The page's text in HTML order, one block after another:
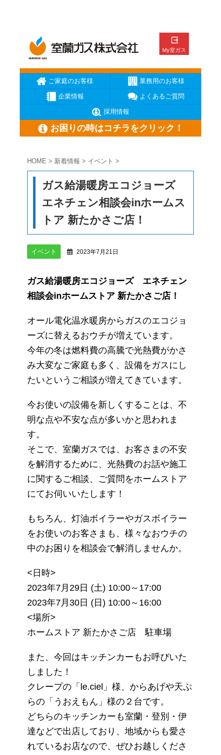
ご家庭のお客様 業務用のお客様
企業情報 よくあるご質問
採用情報
お困りの時はコチラをクリック！
ガス臭いと思ったら ガスが出ない
HOME > 新着情報 > イベント >
ガス給湯暖房エコジョーズ
エネチェン相談会inホームス
トア 新たかさご店！
イベント 2023年7月21日
ガス給湯暖房エコジョーズ エネチェン
相談会inホームストア 新たかさご店！
オール電化温水暖房からガスのエコジョ
ーズに替えるおウチが増えています。
今年の冬は燃料費の高騰で光熱費がかさ
み大変なご家庭も多く、設備をガスにし
たいというご相談が増えてきています。
今お使いの設備を新しくすることは、不
明な点や不安な点が多いかと思われま
す。
そこで、室蘭ガスでは、お客さまの不安
を解消するために、光熱費のお話や施工
に関するご相談、ご質問をホームストア
にてお伺いいたします！
もちろん、灯油ボイラーやガスボイラー
をお使いのお客さまも、様々なおウチの
中のお困りを相談会で解消しませんか。
<日時>
2023年7月29日 (土) 10:00～17:00
2023年7月30日 (日) 10:00～16:00
<場所>
ホームストア 新たかさご店 駐車場
また、今回はキッチンカーもお呼びいた
しました！
クレープの「le.ciel」様、からあげや天ぷ
らの「うおえもん」様の２台です。
どちらのキッチンカーも室蘭・登別・伊
達などで出店しており、地域からも愛さ
れているお店なので、ぜひお越しくださ